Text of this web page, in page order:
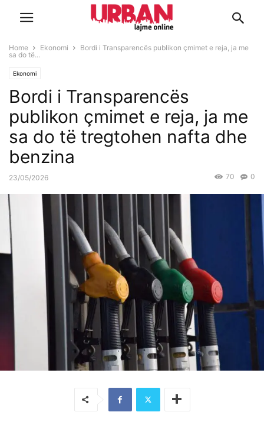
Home Ekonomi
Bordi i Transparencës publikon çmimet e reja, ja me
sa do të...
Ekonomi
Bordi i Transparencës
publikon çmimet e reja, ja me
sa do të tregtohen nafta dhe
benzina
23/05/2026 0
70